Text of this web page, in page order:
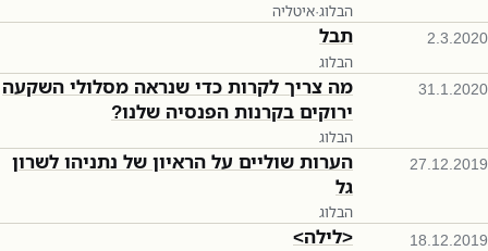
הבלוג·איטליה
2.3.2020 תבל
הבלוג
31.1.2020
מה צריך לקרות כדי שנראה מסלולי השקעה
ירוקים בקרנות הפנסיה שלנו?
הבלוג
27.12.2019
הערות שוליים על הראיון של נתניהו לשרון
גל
הבלוג
18.12.2019 <לילה>